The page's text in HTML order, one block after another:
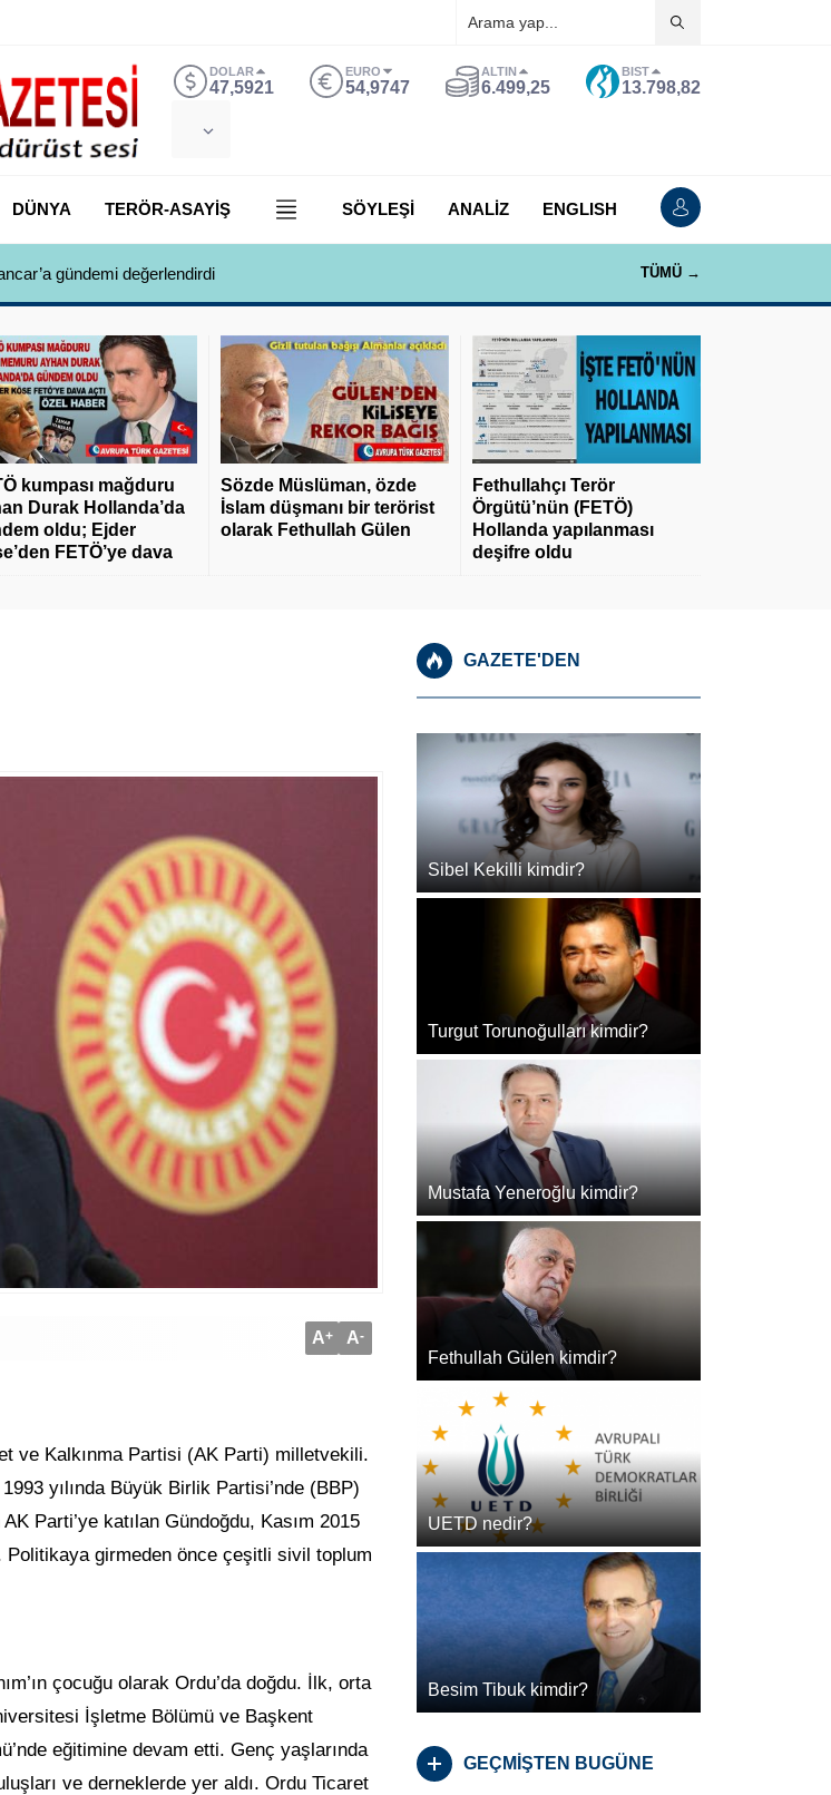
DOLAR
47,5921
EURO
54,9747
ALTIN
6.499,25
BIST
13.798,82
DÜNYA TERÖR-ASAYİŞ SÖYLEŞİ ANALİZ ENGLISH
gündemi değerlendirdi TÜMÜ →
kumpası mağduru
Durak Hollanda’da
oldu; Ejder
FETÖ’ye dava
Sözde Müslüman, özde
İslam düşmanı bir terörist
olarak Fethullah Gülen
Fethullahçı Terör
Örgütü’nün (FETÖ)
Hollanda yapılanması
deşifre oldu
A+ A-
ve Kalkınma Partisi (AK Parti) milletvekili.
yılında Büyük Birlik Partisi’nde (BBP)
Parti’ye katılan Gündoğdu, Kasım 2015
girmeden önce çeşitli sivil toplum
çocuğu olarak Ordu’da doğdu. İlk, orta
İşletme Bölümü ve Başkent
eğitimine devam etti. Genç yaşlarında
ve derneklerde yer aldı. Ordu Ticaret
GAZETE'DEN
Sibel Kekilli kimdir?
Turgut Torunoğulları kimdir?
Mustafa Yeneroğlu kimdir?
Fethullah Gülen kimdir?
UETD nedir?
Besim Tibuk kimdir?
GEÇMİŞTEN BUGÜNE